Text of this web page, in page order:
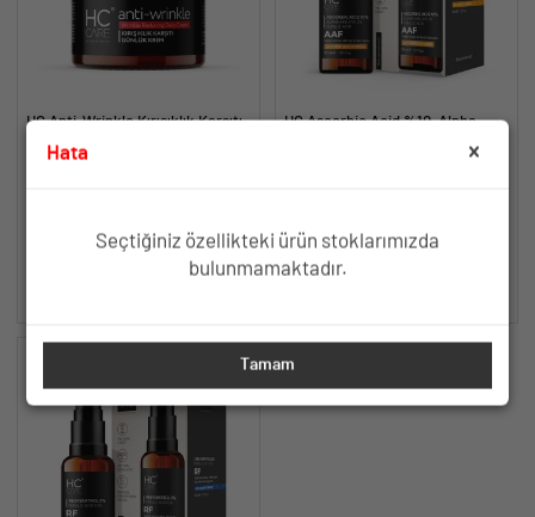
HC Anti-Wrinkle Kırışıklık Karşıtı
Bakım Kremi - 50 ml.
TÜKENDİ
HC Ascorbic Acid %10, Alpha
Arbutin %2, Ferulic Acid Serum,
TÜKENDİ
Hata
Seçtiğiniz özellikteki ürün stoklarımızda
bulunmamaktadır.
Tamam